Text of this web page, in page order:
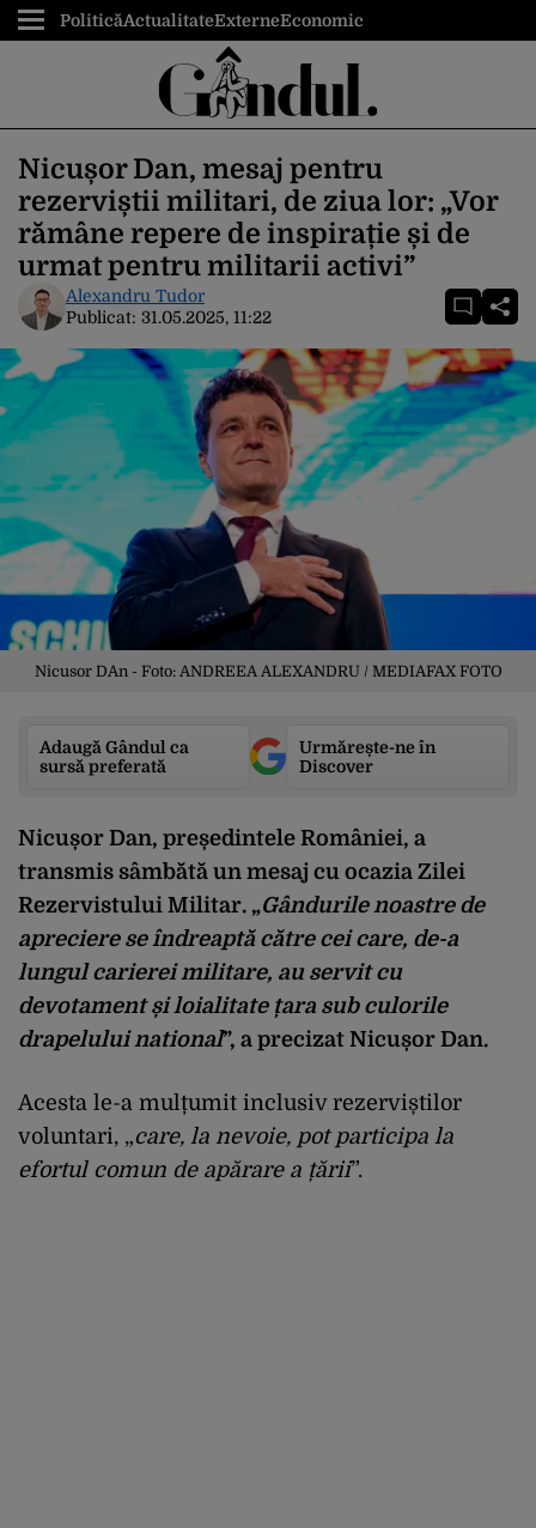
PoliticăActualitateExterneEconomic
Nicușor Dan, mesaj pentru
rezerviștii militari, de ziua lor: „Vor
rămâne repere de inspirație și de
urmat pentru militarii activi”
Alexandru Tudor
Publicat: 31.05.2025, 11:22
Nicusor DAn - Foto: ANDREEA ALEXANDRU / MEDIAFAX FOTO
Adaugă Gândul ca
sursă preferată
Urmărește-ne în
Discover
Nicușor Dan, președintele României, a
transmis sâmbătă un mesaj cu ocazia Zilei
Rezervistului Militar. „Gândurile noastre de
apreciere se îndreaptă către cei care, de-a
lungul carierei militare, au servit cu
devotament și loialitate țara sub culorile
drapelului national”, a precizat Nicușor Dan.
Acesta le-a mulțumit inclusiv rezerviștilor
voluntari, „care, la nevoie, pot participa la
efortul comun de apărare a țării”.